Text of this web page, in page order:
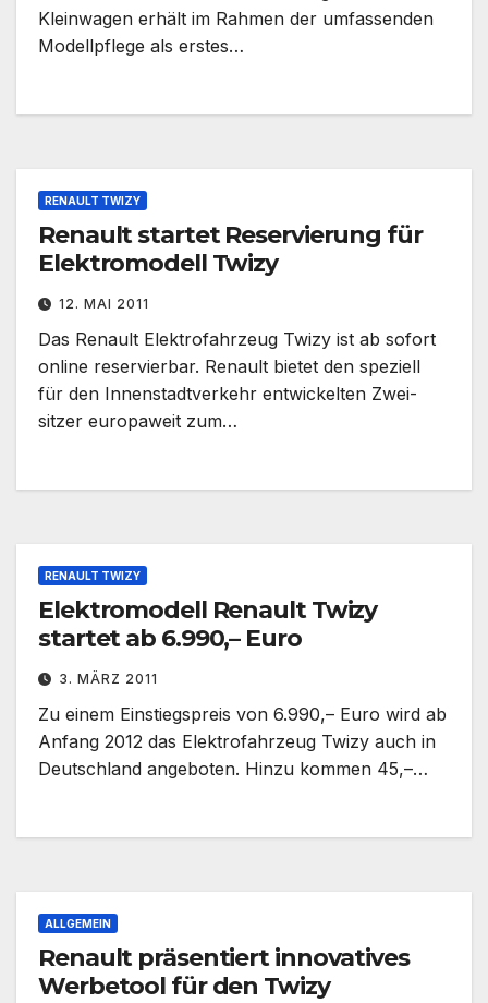
Kleinwagen erhält im Rahmen der umfassenden
Modellpflege als erstes…
RENAULT TWIZY
Renault startet Reservierung für
Elektromodell Twizy
12. MAI 2011
Das Renault Elektrofahrzeug Twizy ist ab sofort
online reservierbar. Renault bietet den speziell
für den Innenstadtverkehr entwickelten Zwei­
sitzer europaweit zum…
RENAULT TWIZY
Elektromodell Renault Twizy
startet ab 6.990,– Euro
3. MÄRZ 2011
Zu einem Einstiegspreis von 6.990,– Euro wird ab
Anfang 2012 das Elektrofahrzeug Twizy auch in
Deutschland angeboten. Hinzu kommen 45,–…
ALLGEMEIN
Renault präsentiert innovatives
Werbetool für den Twizy